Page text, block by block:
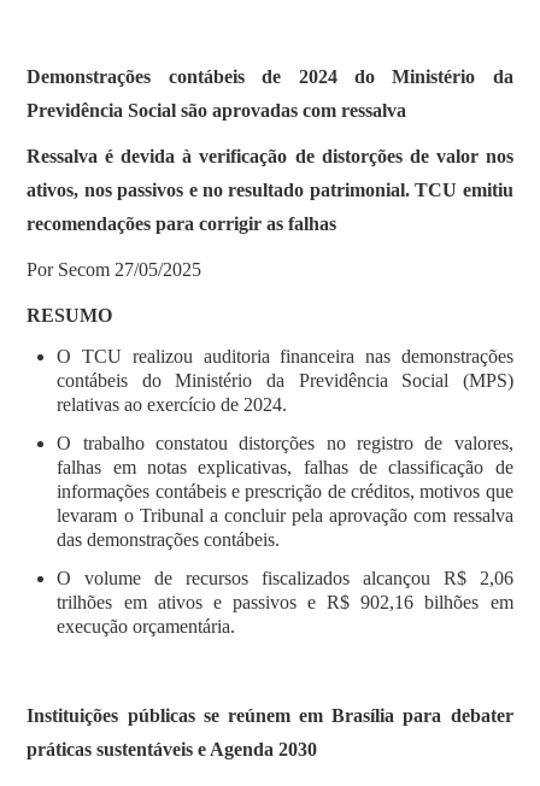
Demonstrações contábeis de 2024 do Ministério da
Previdência Social são aprovadas com ressalva
Ressalva é devida à verificação de distorções de valor nos
ativos, nos passivos e no resultado patrimonial. TCU emitiu
recomendações para corrigir as falhas
Por Secom 27/05/2025
RESUMO
O TCU realizou auditoria financeira nas demonstrações
contábeis do Ministério da Previdência Social (MPS)
relativas ao exercício de 2024.
O trabalho constatou distorções no registro de valores,
falhas em notas explicativas, falhas de classificação de
informações contábeis e prescrição de créditos, motivos que
levaram o Tribunal a concluir pela aprovação com ressalva
das demonstrações contábeis.
O volume de recursos fiscalizados alcançou R$ 2,06
trilhões em ativos e passivos e R$ 902,16 bilhões em
execução orçamentária.
Instituições públicas se reúnem em Brasília para debater
práticas sustentáveis e Agenda 2030